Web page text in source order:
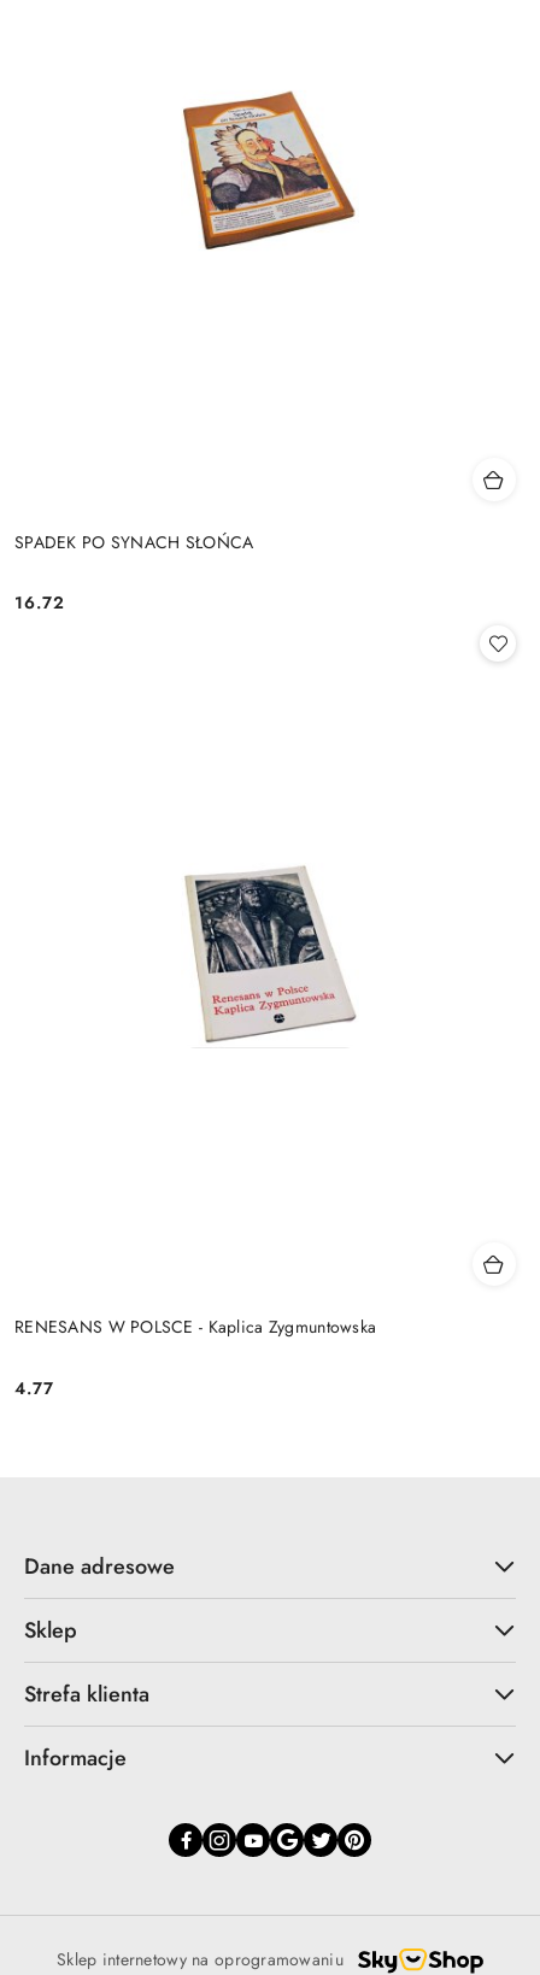
SPADEK PO SYNACH SŁOŃCA
Cena:
16.72
RENESANS W POLSCE - Kaplica Zygmuntowska
Cena:
4.77
Dane adresowe
Sklep
Strefa klienta
Informacje
Sklep internetowy na oprogramowaniu